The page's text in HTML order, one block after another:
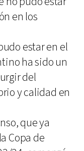
en los
estar en el
ha sido un
del
y calidad en
que ya
Copa de